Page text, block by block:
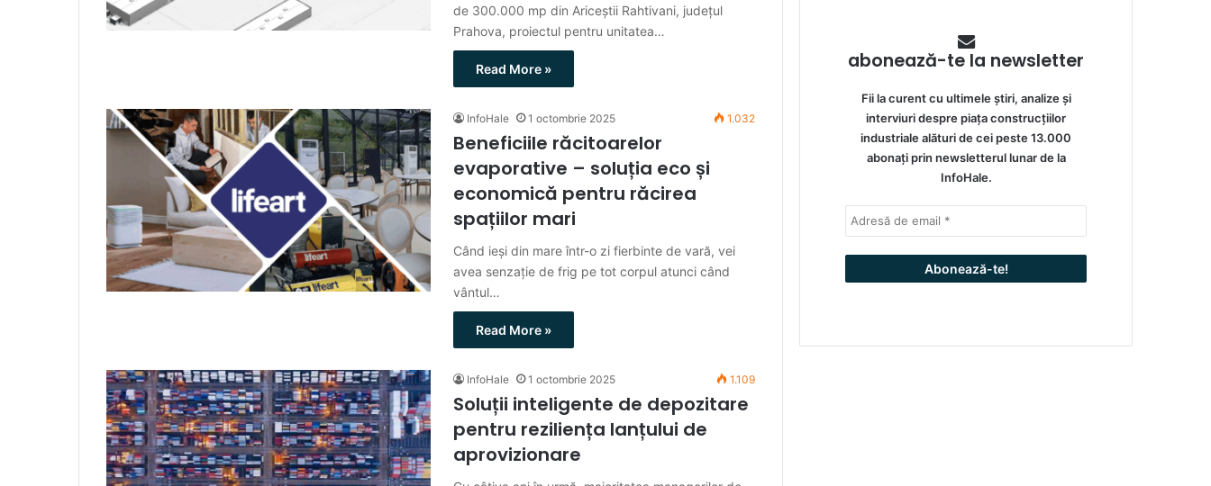
de 300.000 mp din Ariceștii Rahtivani, județul
Prahova, proiectul pentru unitatea…
Read More »
InfoHale 1 octombrie 2025 1.032
Beneficiile răcitoarelor
evaporative – soluția eco și
economică pentru răcirea
spațiilor mari
Când ieși din mare într-o zi fierbinte de vară, vei
avea senzație de frig pe tot corpul atunci când
vântul…
Read More »
InfoHale 1 octombrie 2025 1.109
Soluții inteligente de depozitare
pentru reziliența lanțului de
aprovizionare
abonează-te la newsletter
Fii la curent cu ultimele știri, analize și
interviuri despre piața construcțiilor
industriale alături de cei peste 13.000
abonați prin newsletterul lunar de la
InfoHale.